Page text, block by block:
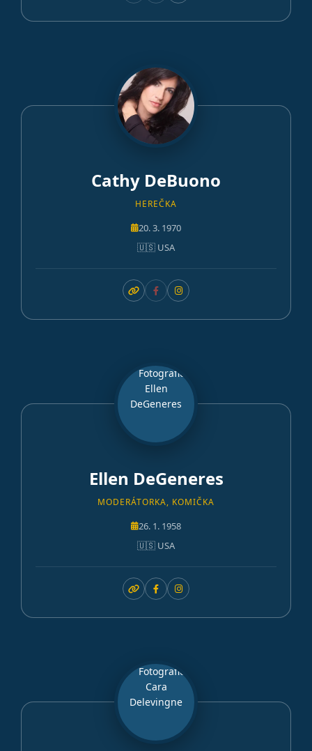
Cathy DeBuono
HEREČKA
20. 3. 1970
🇺🇸 USA
Ellen DeGeneres
MODERÁTORKA, KOMIČKA
26. 1. 1958
🇺🇸 USA